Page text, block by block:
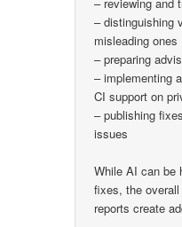
– distinguishing
misleading ones
– preparing
– implementing
CI support on
– publishing
issues
While AI can be
fixes, the
reports create